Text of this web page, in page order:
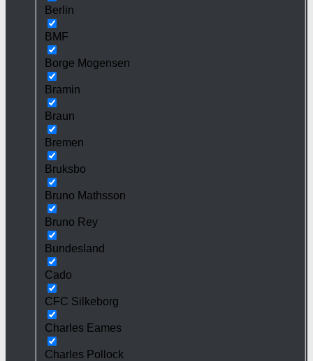
Berlin
BMF
Borge Mogensen
Bramin
Braun
Bremen
Bruksbo
Bruno Mathsson
Bruno Rey
Bundesland
Cado
CFC Silkeborg
Charles Eames
Charles Pollock